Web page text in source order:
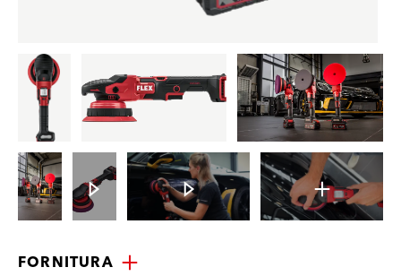
FORNITURA